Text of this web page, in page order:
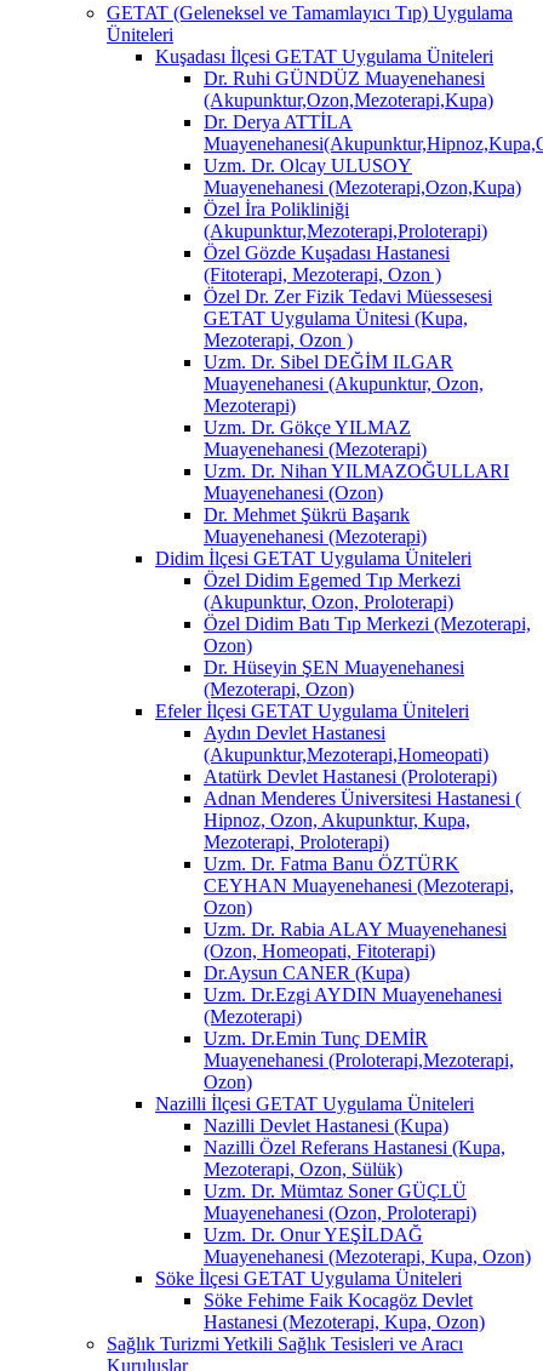
GETAT (Geleneksel ve Tamamlayıcı Tıp) Uygulama
Üniteleri
Kuşadası İlçesi GETAT Uygulama Üniteleri
Dr. Ruhi GÜNDÜZ Muayenehanesi
(Akupunktur,Ozon,Mezoterapi,Kupa)
Dr. Derya ATTİLA
Uzm. Dr. Olcay ULUSOY
Muayenehanesi (Mezoterapi,Ozon,Kupa)
Özel İra Polikliniği
(Akupunktur,Mezoterapi,Proloterapi)
Özel Gözde Kuşadası Hastanesi
(Fitoterapi, Mezoterapi, Ozon )
Özel Dr. Zer Fizik Tedavi Müessesesi
GETAT Uygulama Ünitesi (Kupa,
Mezoterapi, Ozon )
Uzm. Dr. Sibel DEĞİM ILGAR
Muayenehanesi (Akupunktur, Ozon,
Mezoterapi)
Uzm. Dr. Gökçe YILMAZ
Muayenehanesi (Mezoterapi)
Uzm. Dr. Nihan YILMAZOĞULLARI
Muayenehanesi (Ozon)
Dr. Mehmet Şükrü Başarık
Muayenehanesi (Mezoterapi)
Didim İlçesi GETAT Uygulama Üniteleri
Özel Didim Egemed Tıp Merkezi
(Akupunktur, Ozon, Proloterapi)
Özel Didim Batı Tıp Merkezi (Mezoterapi,
Ozon)
Dr. Hüseyin ŞEN Muayenehanesi
(Mezoterapi, Ozon)
Efeler İlçesi GETAT Uygulama Üniteleri
Aydın Devlet Hastanesi
(Akupunktur,Mezoterapi,Homeopati)
Atatürk Devlet Hastanesi (Proloterapi)
Adnan Menderes Üniversitesi Hastanesi (
Hipnoz, Ozon, Akupunktur, Kupa,
Mezoterapi, Proloterapi)
Uzm. Dr. Fatma Banu ÖZTÜRK
CEYHAN Muayenehanesi (Mezoterapi,
Ozon)
Uzm. Dr. Rabia ALAY Muayenehanesi
(Ozon, Homeopati, Fitoterapi)
Dr.Aysun CANER (Kupa)
Uzm. Dr.Ezgi AYDIN Muayenehanesi
(Mezoterapi)
Uzm. Dr.Emin Tunç DEMİR
Muayenehanesi (Proloterapi,Mezoterapi,
Ozon)
Nazilli İlçesi GETAT Uygulama Üniteleri
Nazilli Devlet Hastanesi (Kupa)
Nazilli Özel Referans Hastanesi (Kupa,
Mezoterapi, Ozon, Sülük)
Uzm. Dr. Mümtaz Soner GÜÇLÜ
Muayenehanesi (Ozon, Proloterapi)
Uzm. Dr. Onur YEŞİLDAĞ
Muayenehanesi (Mezoterapi, Kupa, Ozon)
Söke İlçesi GETAT Uygulama Üniteleri
Söke Fehime Faik Kocagöz Devlet
Hastanesi (Mezoterapi, Kupa, Ozon)
Sağlık Turizmi Yetkili Sağlık Tesisleri ve Aracı
Kuruluşlar